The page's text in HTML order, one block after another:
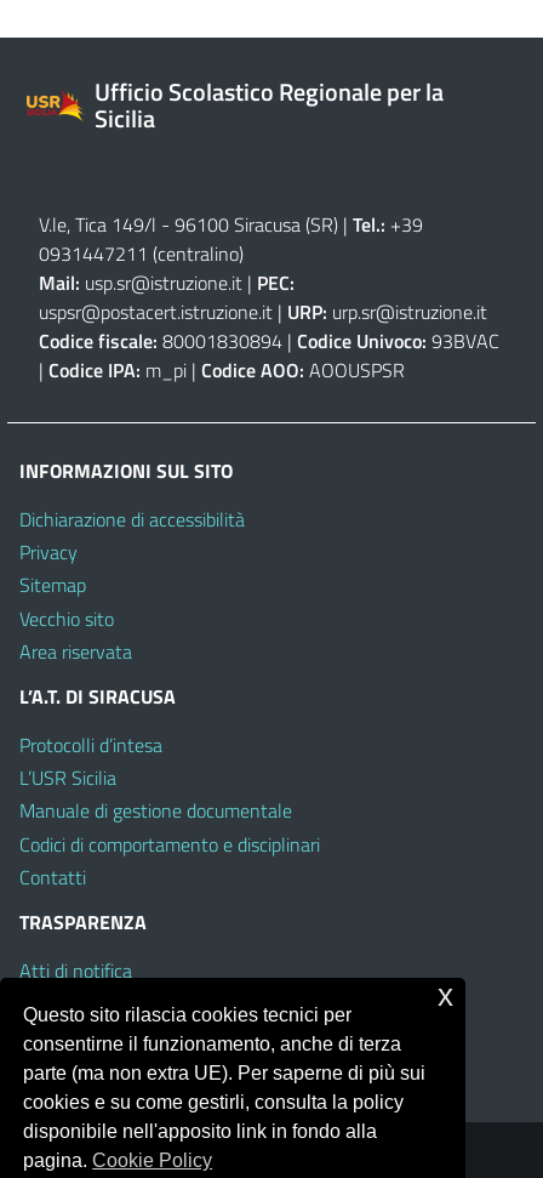
Ufficio Scolastico Regionale per la
Sicilia
V.le, Tica 149/l - 96100 Siracusa (SR) | Tel.: +39
0931447211 (centralino)
Mail: usp.sr@istruzione.it | PEC:
uspsr@postacert.istruzione.it | URP: urp.sr@istruzione.it
Codice fiscale: 80001830894 | Codice Univoco: 93BVAC
| Codice IPA: m_pi | Codice AOO: AOOUSPSR
INFORMAZIONI SUL SITO
Dichiarazione di accessibilità
Privacy
Sitemap
Vecchio sito
Area riservata
L’A.T. DI SIRACUSA
Protocolli d’intesa
L’USR Sicilia
Manuale di gestione documentale
Codici di comportamento e disciplinari
Contatti
TRASPARENZA
Atti di notifica
Albo on line
Amministrazione Trasparente
Obiettivi di Accessibilità
Portale realizzato con la piattaforma
Questo sito rilascia cookies tecnici per
consentirne il funzionamento, anche di terza
parte (ma non extra UE). Per saperne di più sui
cookies e su come gestirli, consulta la policy
disponibile nell'apposito link in fondo alla
pagina.Cookie Policy
x